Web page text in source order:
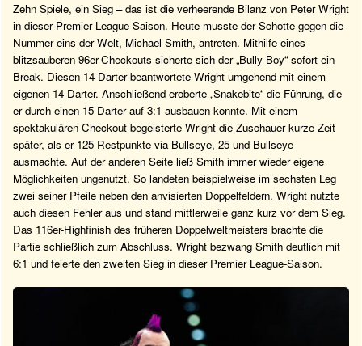
Zehn Spiele, ein Sieg – das ist die verheerende Bilanz von Peter Wright
in dieser Premier League-Saison. Heute musste der Schotte gegen die
Nummer eins der Welt, Michael Smith, antreten. Mithilfe eines
blitzsauberen 96er-Checkouts sicherte sich der „Bully Boy“ sofort ein
Break. Diesen 14-Darter beantwortete Wright umgehend mit einem
eigenen 14-Darter. Anschließend eroberte „Snakebite“ die Führung, die
er durch einen 15-Darter auf 3:1 ausbauen konnte. Mit einem
spektakulären Checkout begeisterte Wright die Zuschauer kurze Zeit
später, als er 125 Restpunkte via Bullseye, 25 und Bullseye
ausmachte. Auf der anderen Seite ließ Smith immer wieder eigene
Möglichkeiten ungenutzt. So landeten beispielweise im sechsten Leg
zwei seiner Pfeile neben den anvisierten Doppelfeldern. Wright nutzte
auch diesen Fehler aus und stand mittlerweile ganz kurz vor dem Sieg.
Das 116er-Highfinish des früheren Doppelweltmeisters brachte die
Partie schließlich zum Abschluss. Wright bezwang Smith deutlich mit
6:1 und feierte den zweiten Sieg in dieser Premier League-Saison.